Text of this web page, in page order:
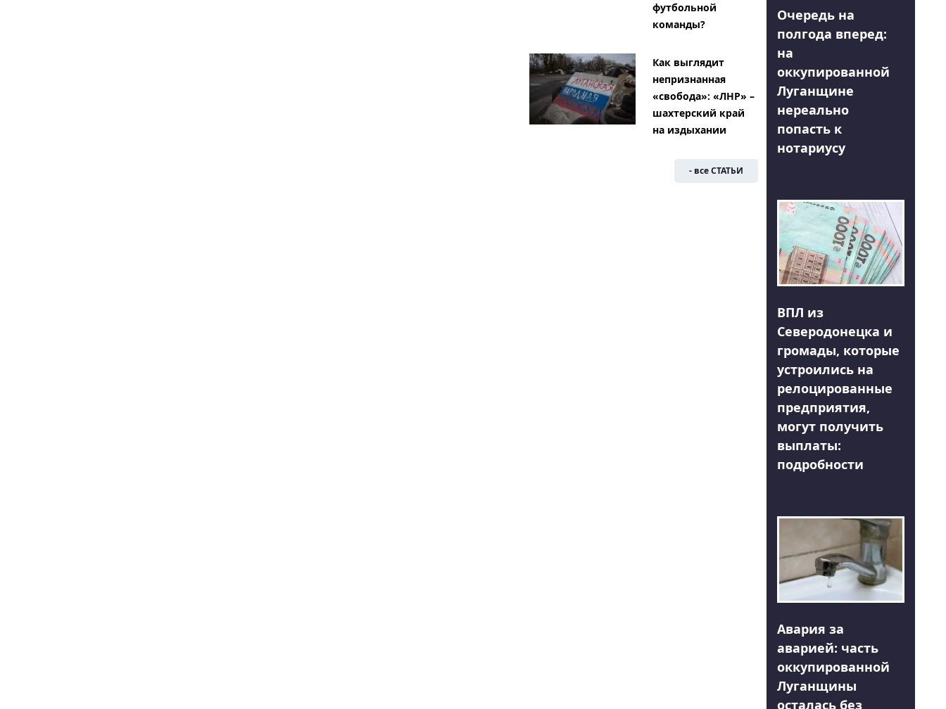
футбольной
команды?
Как выглядит
непризнанная
«свобода»: «ЛНР» –
шахтерский край
на издыхании
- все СТАТЬИ
Очередь на
полгода вперед:
на
оккупированной
Луганщине
нереально
попасть к
нотариусу
ВПЛ из
Северодонецка и
громады, которые
устроились на
релоцированные
предприятия,
могут получить
выплаты:
подробности
Авария за
аварией: часть
оккупированной
Луганщины
осталась без